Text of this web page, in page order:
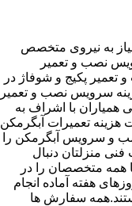
به نیروی متخصص
نصب و تعمیر
تعمیر پکیج و شوفاژ در
سرویس نصب و تعمیر
همیاران با اشراف به
هزینه تعمیرات آبگرمکن
و سرویس آبگرمکن را
منزلتان دنبال
متخصصان را در
هفته آماده انجام
سفارش ها